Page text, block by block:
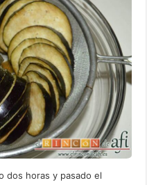
dos horas y pasado el